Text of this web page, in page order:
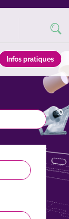
Infos pratiques